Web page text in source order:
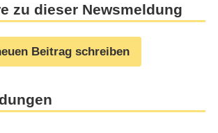
zu dieser Newsmeldung
Beitrag schreiben